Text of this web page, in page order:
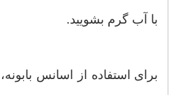
با آب گرم بشویید.
برای استفاده از اسانس